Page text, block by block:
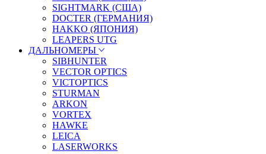
SIGHTMARK (США)
DOCTER (ГЕРМАНИЯ)
HAKKO (ЯПОНИЯ)
LEAPERS UTG
ДАЛЬНОМЕРЫ
SIBHUNTER
VECTOR OPTICS
VICTOPTICS
STURMAN
ARKON
VORTEX
HAWKE
LEICA
LASERWORKS